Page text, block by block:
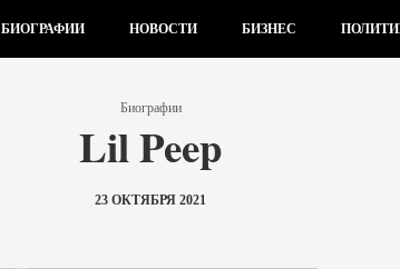
БИОГРАФИИ НОВОСТИ БИЗНЕС
Биографии
Lil Peep
23 ОКТЯБРЯ 2021